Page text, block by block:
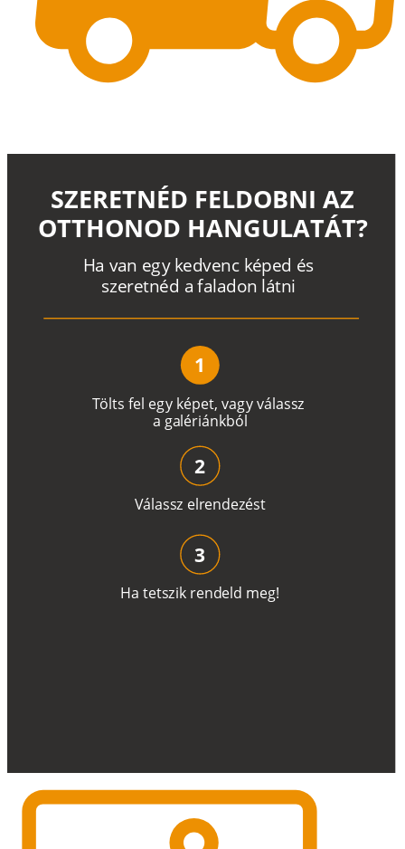
Tölts fel egy képet, vagyválassz
a galériánkból
Ha van egy kedvenc képed és
szeretnéd a faladon látni
SZERETNÉD FELDOBNI AZ
OTTHONOD HANGULATÁT?
1
Válassz elrendezést
2
Ha tetszik rendeld meg!
3